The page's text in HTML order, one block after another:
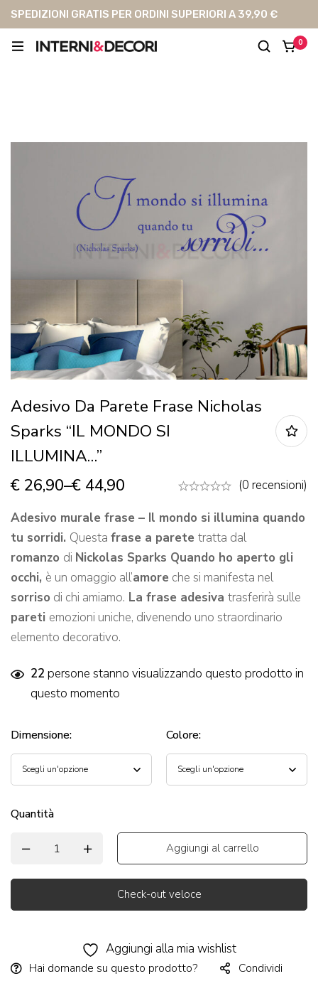
SPEDIZIONI GRATIS PER ORDINI SUPERIORI A 39,90 €
0
Adesivo Da Parete Frase Nicholas
Sparks “IL MONDO SI
ILLUMINA…”
€ 26,90–€ 44,90
(0 recensioni)
Adesivo murale frase – Il mondo si illumina quando
tu sorridi. Questa frase a parete tratta dal
romanzo di Nickolas Sparks Quando ho aperto gli
occhi, è un omaggio all’amore che si manifesta nel
sorriso di chi amiamo. La frase adesiva trasferirà sulle
pareti emozioni uniche, divenendo uno straordinario
elemento decorativo.
22 persone stanno visualizzando questo prodotto in
questo momento
Dimensione: Colore:
Quantità
Aggiungi al carrello
Check-out veloce
Aggiungi alla mia wishlist
Hai domande su questo prodotto? Condividi